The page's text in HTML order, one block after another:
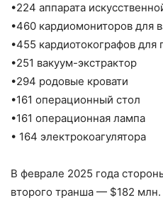
•224 аппарата
•460 кардиомониторов для
•455 кардиотокографов для
•251 вакуум-экстрактор
•294 родовые кровати
•161 операционный стол
•161 операционная лампа
• 164 электрокоагулятора
В феврале 2025 года
второго транша — $182